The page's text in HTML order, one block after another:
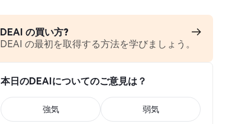
DEAI の買い方?
DEAI の最初を取得する方法を学びましょう。
本日のDEAIについてのご意見は？
強気 弱気